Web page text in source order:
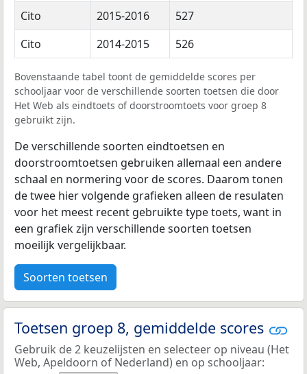
Cito
2015-2016
527
Cito
2014-2015 526
Bovenstaande tabel toont de gemiddelde scores per
schooljaar voor de verschillende soorten toetsen die door
Het Web als eindtoets of doorstroomtoets voor groep 8
gebruikt zijn.
De verschillende soorten eindtoetsen en
doorstroomtoetsen gebruiken allemaal een andere
schaal en normering voor de scores. Daarom tonen
de twee hier volgende grafieken alleen de resulaten
voor het meest recent gebruikte type toets, want in
een grafiek zijn verschillende soorten toetsen
moeilijk vergelijkbaar.
Soorten toetsen
Toetsen groep 8, gemiddelde scores
Gebruik de 2 keuzelijsten en selecteer op niveau (Het
Web, Apeldoorn of Nederland) en op schooljaar: